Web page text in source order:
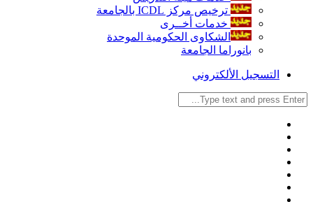
ترخيص مركز ICDL بالجامعة
خدمات أخــرى
الشكاوى الحكومية الموحدة
بانوراما الجامعة
التسجيل الألكتروني